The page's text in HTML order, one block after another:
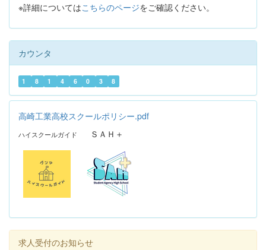
※詳細についてはこちらのページをご確認ください。
カウンタ
1 8 1 4 6 0 3 8
高崎工業高校スクールポリシー.pdf
ハイスクールガイド ＳＡＨ＋
求人受付のお知らせ